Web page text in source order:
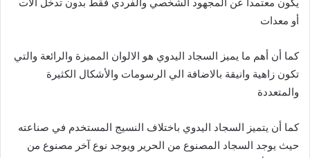
أو معدات
كما أن أهم ما يميز السجاد اليدوي هو الالوان المميزة والرائعة والتي
تكون زاهية وانيقة بالاضافة الي الرسومات والأشكال الكثيرة
والمتعددة
كما أن يتميز السجاد اليدوي باختلاف النسيج المستخدم في صناعته
حيث يوجد السجاد المصنوع من الحرير ويوجد نوع آخر مصنوع من